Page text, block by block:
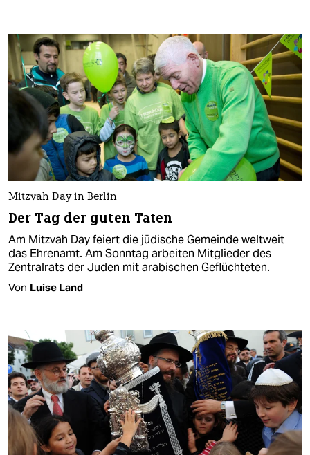
Mitzvah Day in Berlin
Der Tag der guten Taten
Am Mitzvah Day feiert die jüdische Gemeinde weltweit
das Ehrenamt. Am Sonntag arbeiten Mitglieder des
Zentralrats der Juden mit arabischen Geflüchteten.
Von Luise Land